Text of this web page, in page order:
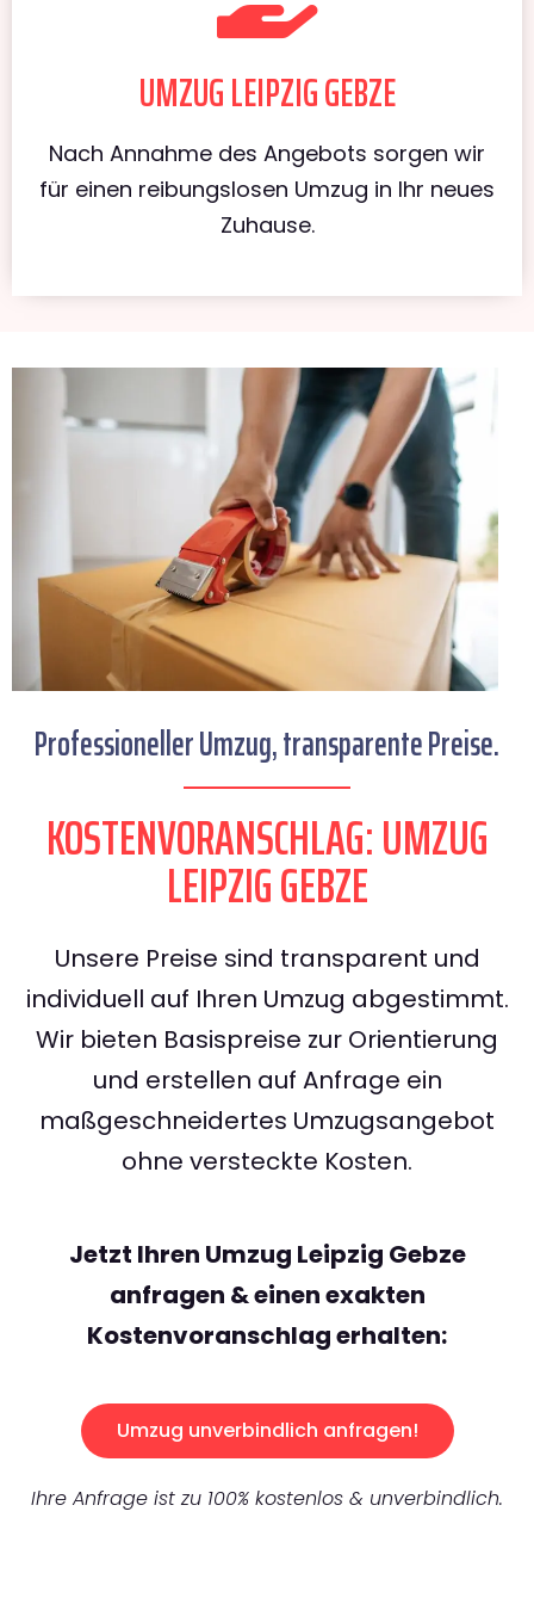
UMZUG LEIPZIG GEBZE
Nach Annahme des Angebots sorgen wir
für einen reibungslosen Umzug in Ihr neues
Zuhause.
Professioneller Umzug, transparente Preise.
KOSTENVORANSCHLAG: UMZUG
LEIPZIG GEBZE
Unsere Preise sind transparent und
individuell auf Ihren Umzug abgestimmt.
Wir bieten Basispreise zur Orientierung
und erstellen auf Anfrage ein
maßgeschneidertes Umzugsangebot
ohne versteckte Kosten.
Jetzt Ihren Umzug Leipzig Gebze
anfragen & einen exakten
Kostenvoranschlag erhalten:
Umzug unverbindlich anfragen!
Ihre Anfrage ist zu 100% kostenlos & unverbindlich.